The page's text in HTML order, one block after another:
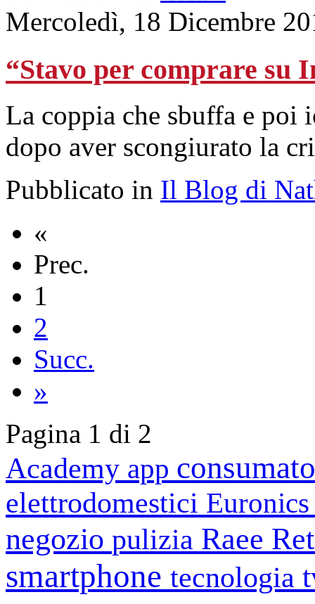
Mercoledì, 18 Dicembre
“Stavo per comprare su
La coppia che sbuffa e poi
dopo aver scongiurato la
Pubblicato in Il Blog di
«
Prec.
1
2
Succ.
»
Pagina 1 di 2
Academy app
elettrodomestici
negozio pulizia Raee
smartphone tecnologia